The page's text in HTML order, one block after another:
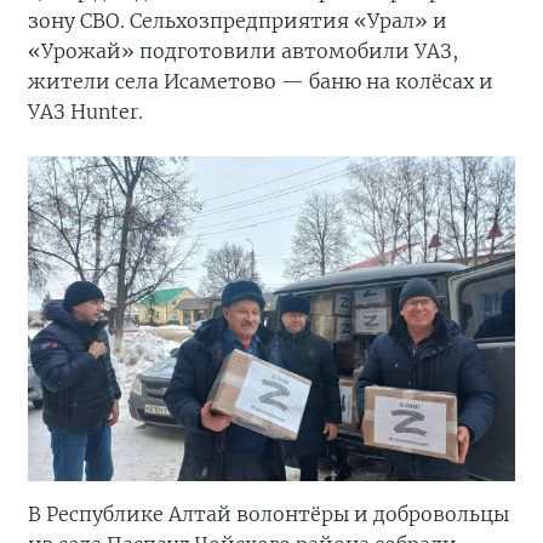
зону СВО. Сельхозпредприятия «Урал» и
«Урожай» подготовили автомобили УАЗ,
жители села Исаметово — баню на колёсах и
УАЗ Hunter.
В Республике Алтай волонтёры и добровольцы